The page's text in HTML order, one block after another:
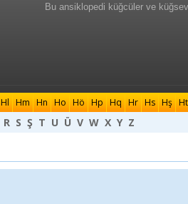
Bu ansiklopedi küğcüler ve
Hl Hm Hn Ho Hö Hp Hq Hr Hs Hş Ht
R S Ş T U Ü V W X Y Z